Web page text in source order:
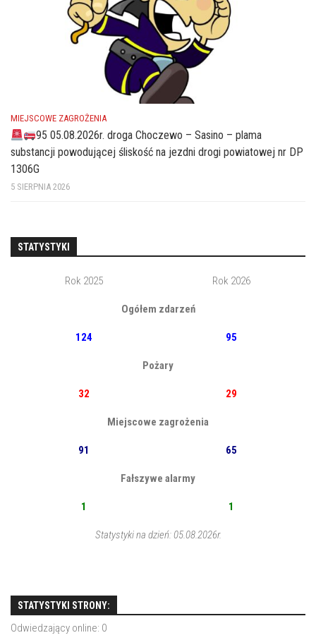
MIEJSCOWE ZAGROŻENIA
95 05.08.2026r. droga Choczewo – Sasino – plama
substancji powodującej śliskość na jezdni drogi powiatowej nr DP
1306G
5 SIERPNIA 2026
STATYSTYKI
Rok 2025 Rok 2026
Ogółem zdarzeń
124 95
Pożary
32 29
Miejscowe zagrożenia
91 65
Fałszywe alarmy
1 1
Statystyki na dzień: 05.08.2026r.
STATYSTYKI STRONY:
Odwiedzający online: 0